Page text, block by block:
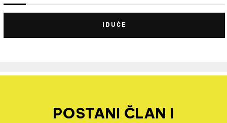
IDUĆE
POSTANI ČLAN I